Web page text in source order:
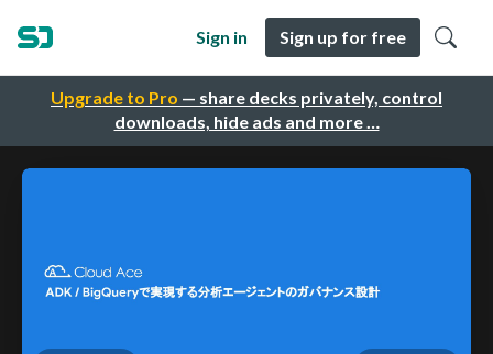
Upgrade to Pro — share decks privately, control
downloads, hide ads and more …
Sign in Sign up for free